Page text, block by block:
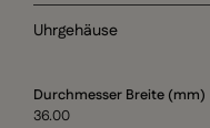
Uhrgehäuse
Durchmesser Breite (mm)
36.00